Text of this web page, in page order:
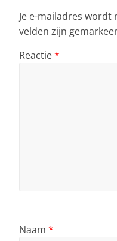
Je e-mailadres wordt
velden zijn
Reactie*
Naam *